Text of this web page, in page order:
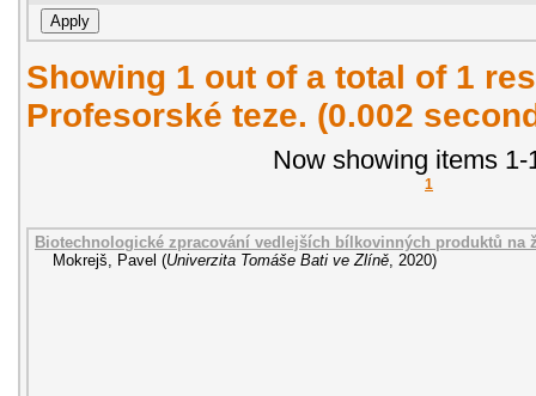
Showing 1 out of a total of 1
Profesorské teze. (0.002
Now showing items 1-
1
Biotechnologické zpracování vedlejších bílkovinných produktů na
Mokrejš, Pavel (Univerzita Tomáše Bati ve Zlíně, 2020)